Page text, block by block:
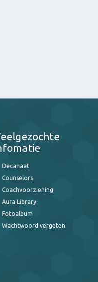
Decanaat
Counselors
Coachvoorziening
Aura Library
Fotoalbum
Wachtwoord vergeten